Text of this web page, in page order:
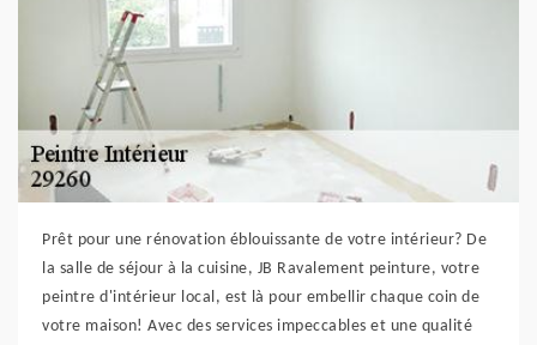
Prêt pour une rénovation éblouissante de votre intérieur? De
la salle de séjour à la cuisine, JB Ravalement peinture, votre
peintre d'intérieur local, est là pour embellir chaque coin de
votre maison! Avec des services impeccables et une qualité